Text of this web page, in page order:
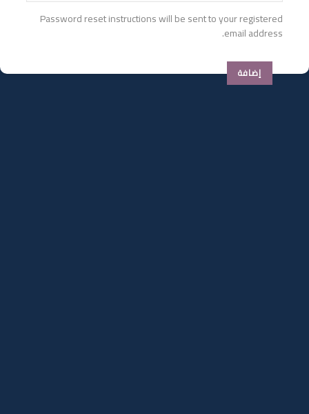
Password reset instructions will be sent to your registered
email address.